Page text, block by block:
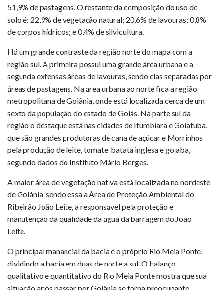
51,9% de pastagens. O restante da composição do uso do
solo é: 22,9% de vegetação natural; 20,6% de lavouras; 0,8%
de corpos hídricos; e 0,4% de silvicultura.
Há um grande contraste da região norte do mapa com a
região sul. A primeira possui uma grande área urbana e a
segunda extensas áreas de lavouras, sendo elas separadas por
áreas de pastagens. Na área urbana ao norte fica a região
metropolitana de Goiânia, onde está localizada cerca de um
sexto da população do estado de Goiás. Na parte sul da
região o destaque está nas cidades de Itumbiara e Goiatuba,
que são grandes produtoras de cana de açúcar e Morrinhos
pela produção de leite, tomate, batata inglesa e goiaba,
segundo dados do Instituto Mário Borges.
A maior área de vegetação nativa está localizada no nordeste
de Goiânia, sendo essa a Área de Proteção Ambiental do
Ribeirão João Leite, a responsável pela proteção e
manutenção da qualidade da água da barragem do João
Leite.
O principal manancial da bacia é o próprio Rio Meia Ponte,
dividindo a bacia em duas de norte a sul. O balanço
qualitativo e quantitativo do Rio Meia Ponte mostra que sua
situação após passar por Goiânia se torna preocupante.